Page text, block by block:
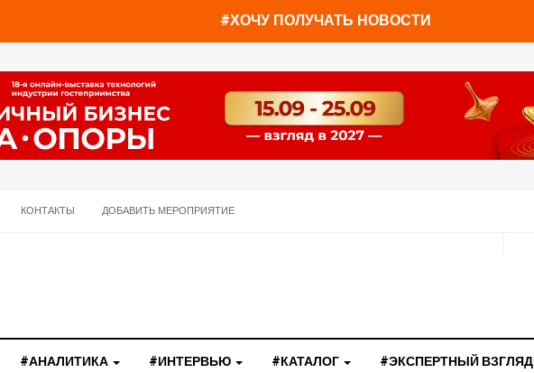
#ХОЧУ ПОЛУЧАТЬ НОВОСТИ
КОНТАКТЫ ДОБАВИТЬ МЕРОПРИЯТИЕ
#АНАЛИТИКА #ИНТЕРВЬЮ #КАТАЛОГ #ЭКСПЕРТНЫЙ ВЗГЛЯД